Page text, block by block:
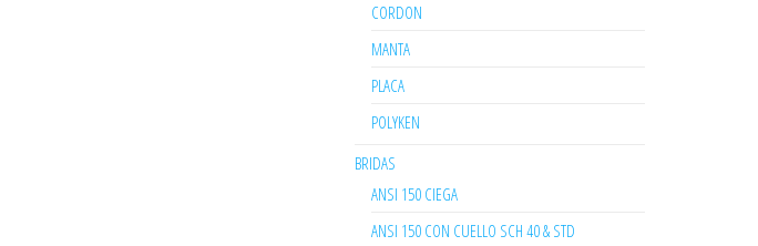
CORDON
MANTA
PLACA
POLYKEN
BRIDAS
ANSI 150 CIEGA
ANSI 150 CON CUELLO SCH 40 & STD